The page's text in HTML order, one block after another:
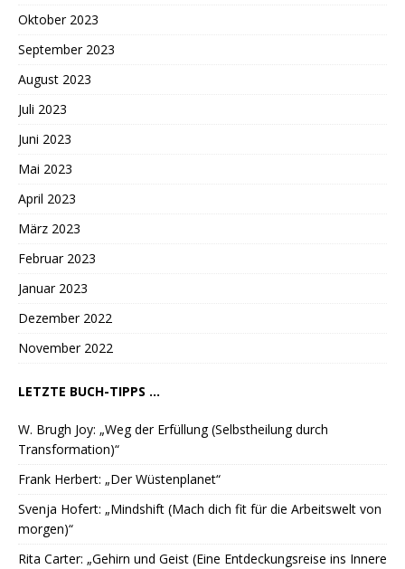
Oktober 2023
September 2023
August 2023
Juli 2023
Juni 2023
Mai 2023
April 2023
März 2023
Februar 2023
Januar 2023
Dezember 2022
November 2022
LETZTE BUCH-TIPPS ...
W. Brugh Joy: „Weg der Erfüllung (Selbstheilung durch
Transformation)“
Frank Herbert: „Der Wüstenplanet“
Svenja Hofert: „Mindshift (Mach dich fit für die Arbeitswelt von
morgen)“
Rita Carter: „Gehirn und Geist (Eine Entdeckungsreise ins Innere